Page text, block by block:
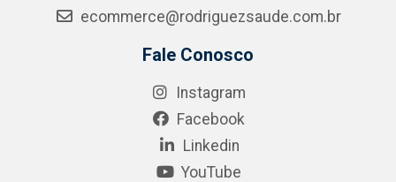
ecommerce@rodriguezsaude.com.br
Fale Conosco
Instagram
Facebook
Linkedin
YouTube